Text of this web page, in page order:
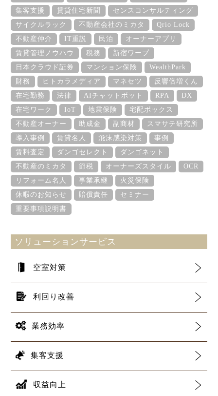
集客支援 賃貸住宅新聞
センスコンサルティング
サイクルラック
不動産会社のミカタ
Qrio Lock
不動産仲介
IT重説 民泊
オーナーアプリ
賃貸管理ノウハウ
税務
新宿ワープ
日本クラウド証券
マンション保険
WealthPark
財務
ヒトカラメディア マネセツ
反響倍増くん
在宅勤務
法律 AIチャットボット RPA
DX
在宅ワーク
IoT 地震保険
宅配ボックス
不動産オーナー
助成金 副商材
スマサテ研究所
導入事例
賃貸名人 飛沫感染対策
事例
賃料査定
ダンゴセレクト
ダンゴネット
不動産のミカタ
節税 オーナーズスタイル
OCR
リフォーム名人
事業承継
火災保険
休暇のお知らせ
賠償責任
セミナー
重要事項説明書
ソリューションサービス
空室対策
利回り改善
業務効率
集客支援
収益向上